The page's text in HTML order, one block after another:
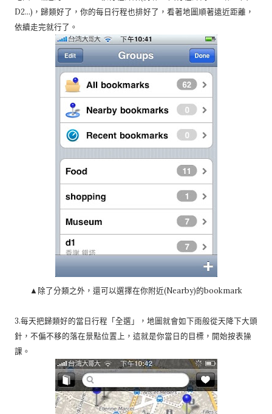
D2…)，歸類好了，你的每日行程也排好了，看著地圖順著遠近距離，
依續走完就行了。
▲除了分類之外，還可以選擇在你附近(Nearby)的bookmark
3.每天把歸類好的當日行程「全選」，地圖就會如下雨般從天降下大頭
針，不偏不移的落在景點位置上，這就是你當日的目標，開始按表操
課。